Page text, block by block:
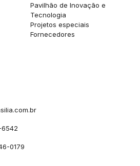
Pavilhão de Inovação e
Tecnologia
Projetos especiais
Fornecedores
6542
0179